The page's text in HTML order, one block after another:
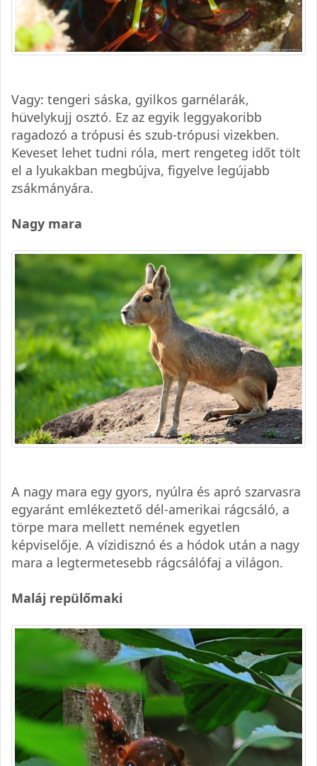
Vagy: tengeri sáska, gyilkos garnélarák,
hüvelykujj osztó. Ez az egyik leggyakoribb
ragadozó a trópusi és szub-trópusi vizekben.
Keveset lehet tudni róla, mert rengeteg időt tölt
el a lyukakban megbújva, figyelve legújabb
zsákmányára.
Nagy mara
A nagy mara egy gyors, nyúlra és apró szarvasra
egyaránt emlékeztető dél-amerikai rágcsáló, a
törpe mara mellett nemének egyetlen
képviselője. A vízidisznó és a hódok után a nagy
mara a legtermetesebb rágcsálófaj a világon.
Maláj repülőmaki